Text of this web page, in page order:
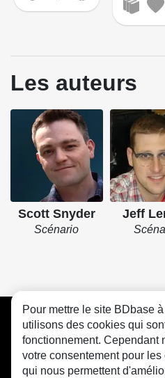
Les auteurs
Scott Snyder
Scénario
Jeff
CGU FAQ
Pour mettre le site BDbase
utilisons des cookies qui
fonctionnement. Cependant
votre consentement pour
qui nous permettent